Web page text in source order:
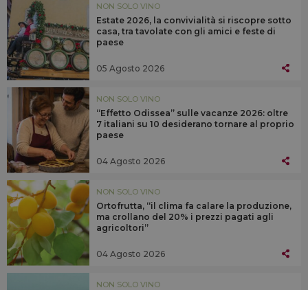
NON SOLO VINO
Estate 2026, la convivialità si riscopre sotto
casa, tra tavolate con gli amici e feste di
paese
05 Agosto 2026
NON SOLO VINO
“Effetto Odissea” sulle vacanze 2026: oltre
7 italiani su 10 desiderano tornare al proprio
paese
04 Agosto 2026
NON SOLO VINO
Ortofrutta, “il clima fa calare la produzione,
ma crollano del 20% i prezzi pagati agli
agricoltori”
04 Agosto 2026
NON SOLO VINO